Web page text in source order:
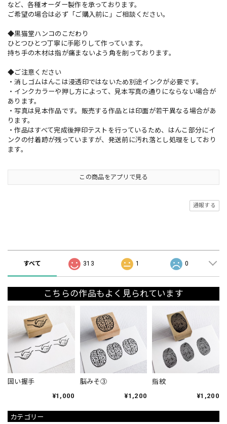
カテゴリー
など、各種オーダー製作を承っております。
ご希望の場合は必ず「ご購入前に」ご相談ください。
◆黒猫堂ハンコのこだわり
ひとつひとつ丁寧に手彫りして作っています。
持ち手の木材は指が痛まないよう角を削っております。
◆ご注意ください
・消しゴムはんこは浸透印ではないため別途インクが必要です。
・インクカラーや押し方によって、見本写真の通りにならない場合が
あります。
・写真は見本作品です。販売する作品とは印面が若干異なる場合があ
ります。
・作品はすべて完成後押印テストを行っているため、はんこ部分にイ
ンクの付着跡が残っていますが、発送前に汚れ落とし処理をしており
ます。
この商品をアプリで見る
通報する
すべて 313 1 0
こちらの作品もよく見られています
固い握手
¥1,000
脳みそ③
¥1,200
指紋
¥1,200